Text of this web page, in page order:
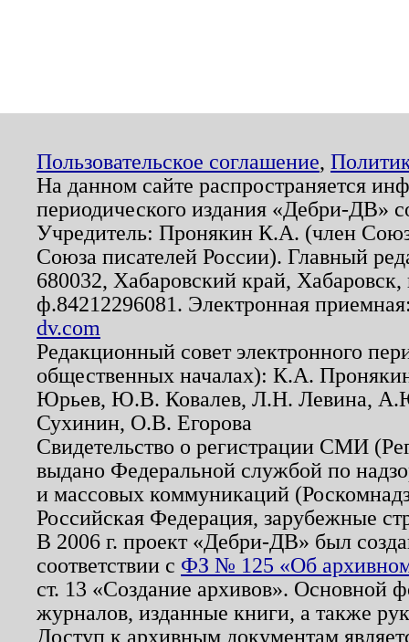
Пользовательское соглашение,
На данном сайте распространяется
периодического издания «Дебри-ДВ»
Учредитель: Пронякин К.А. (член
Союза писателей России). Главный
680032, Хабаровский край,
ф.84212296081. Электронная
dv.com
Редакционный совет электронного
общественных началах): К.А.
Юрьев, Ю.В. Ковалев, Л.Н. Левина,
Сухинин, О.В. Егорова
Свидетельство о регистрации СМИ
выдано Федеральной службой по
и массовых коммуникаций
Российская Федерация, зарубежные
В 2006 г. проект «Дебри-ДВ» был
соответствии с ФЗ № 125 «Об
ст. 13 «Создание архивов». Основной
журналов, изданные книги, а также
Доступ к архивным документам